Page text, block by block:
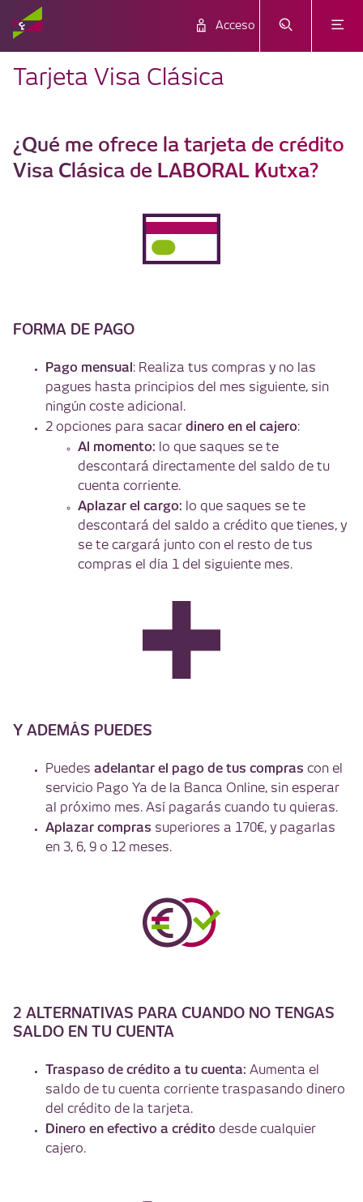
Acceso
Tarjeta Visa Clásica
¿Qué me ofrece la tarjeta de crédito
Visa Clásica de LABORAL Kutxa?
FORMA DE PAGO
Pago mensual: Realiza tus compras y no las
pagues hasta principios del mes siguiente, sin
ningún coste adicional.
2 opciones para sacar dinero en el cajero:
Al momento: lo que saques se te
descontará directamente del saldo de tu
cuenta corriente.
Aplazar el cargo: lo que saques se te
descontará del saldo a crédito que tienes, y
se te cargará junto con el resto de tus
compras el día 1 del siguiente mes.
Y ADEMÁS PUEDES
Puedes adelantar el pago de tus compras con el
servicio Pago Ya de la Banca Online, sin esperar
al próximo mes. Así pagarás cuando tu quieras.
Aplazar compras superiores a 170€, y pagarlas
en 3, 6, 9 o 12 meses.
2 ALTERNATIVAS PARA CUANDO NO TENGAS
SALDO EN TU CUENTA
Traspaso de crédito a tu cuenta: Aumenta el
saldo de tu cuenta corriente traspasando dinero
del crédito de la tarjeta.
Dinero en efectivo a crédito desde cualquier
cajero.